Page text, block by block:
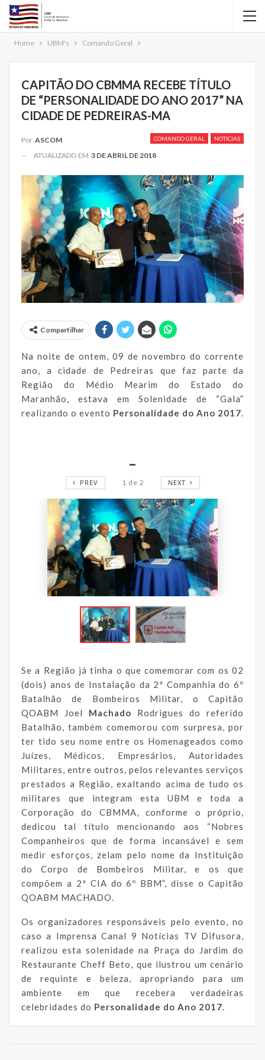
Home UBM's Comando Geral
CAPITÃO DO CBMMA RECEBE TÍTULO
DE “PERSONALIDADE DO ANO 2017” NA
CIDADE DE PEDREIRAS-MA
COMANDO GERAL NOTICIAS
Por ASCOM
ATUALIZADO EM 3 DE ABRIL DE 2018
Compartilhar
Na noite de ontem, 09 de novembro do corrente
ano, a cidade de Pedreiras que faz parte da
Região do Médio Mearim do Estado do
Maranhão, estava em Solenidade de “Gala”
realizando o evento Personalidade do Ano 2017
PREV 1 de 2 NEXT
Se a Região já tinha o que comemorar com os 02
(dois) anos de Instalação da 2ª Companhia do 6º
Batalhão de Bombeiros Militar, o Capitão
QOABM Joel Machado Rodrigues do referido
Batalhão, também comemorou com surpresa, por
ter tido seu nome entre os Homenageados como
Juízes, Médicos, Empresários, Autoridades
Militares, entre outros, pelos relevantes serviços
prestados a Região, exaltando acima de tudo os
militares que integram esta UBM e toda a
Corporação do CBMMA, conforme o próprio,
dedicou tal título mencionando aos “Nobres
Companheiros que de forma incansável e sem
medir esforços, zelam pelo nome da Instituição
do Corpo de Bombeiros Militar, e os que
compõem a 2ª CIA do 6º BBM”, disse o Capitão
QOABM MACHADO.
Os organizadores responsáveis pelo evento, no
caso a Imprensa Canal 9 Notícias TV Difusora,
realizou esta solenidade na Praça do Jardim do
Restaurante Cheff Beto, que ilustrou um cenário
de requinte e beleza, apropriando para um
ambiente em que recebera verdadeiras
celebridades do Personalidade do Ano 2017.